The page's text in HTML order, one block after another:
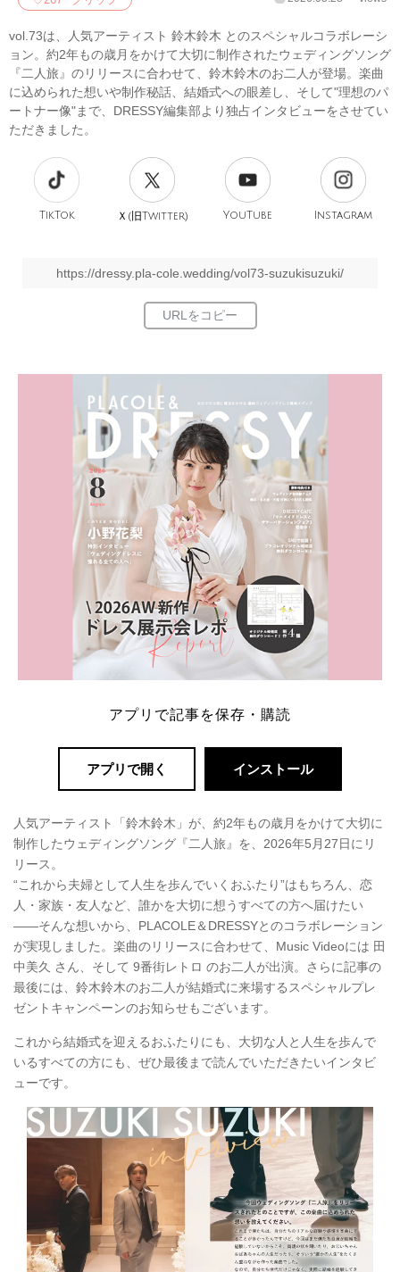
vol.73は、人気アーティスト 鈴木鈴木 とのスペシャルコラボレーシ
ョン。約2年もの歳月をかけて大切に制作されたウェディングソング
『二人旅』のリリースに合わせて、鈴木鈴木のお二人が登場。楽曲
に込められた想いや制作秘話、結婚式への眼差し、そして"理想のパ
ートナー像"まで、DRESSY編集部より独占インタビューをさせてい
ただきました。
TikTok Ｘ(旧Twitter) YouTube Instagram
https://dressy.pla-cole.wedding/vol73-suzukisuzuki/
アプリで記事を保存・購読
アプリで開く インストール
人気アーティスト「鈴木鈴木」が、約2年もの歳月をかけて大切に
制作したウェディングソング『二人旅』を、2026年5月27日にリ
リース。
“これから夫婦として人生を歩んでいくおふたり”はもちろん、恋
人・家族・友人など、誰かを大切に想うすべての方へ届けたい
——そんな想いから、PLACOLE＆DRESSYとのコラボレーション
が実現しました。楽曲のリリースに合わせて、Music Videoには 田
中美久 さん、そして 9番街レトロ のお二人が出演。さらに記事の
最後には、鈴木鈴木のお二人が結婚式に来場するスペシャルプレ
ゼントキャンペーンのお知らせもございます。
これから結婚式を迎えるおふたりにも、大切な人と人生を歩んで
いるすべての方にも、ぜひ最後まで読んでいただきたいインタビ
ューです。